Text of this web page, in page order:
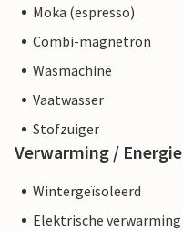
Moka (espresso)
Combi-magnetron
Wasmachine
Vaatwasser
Stofzuiger
Verwarming / Energie
Wintergeïsoleerd
Elektrische verwarming